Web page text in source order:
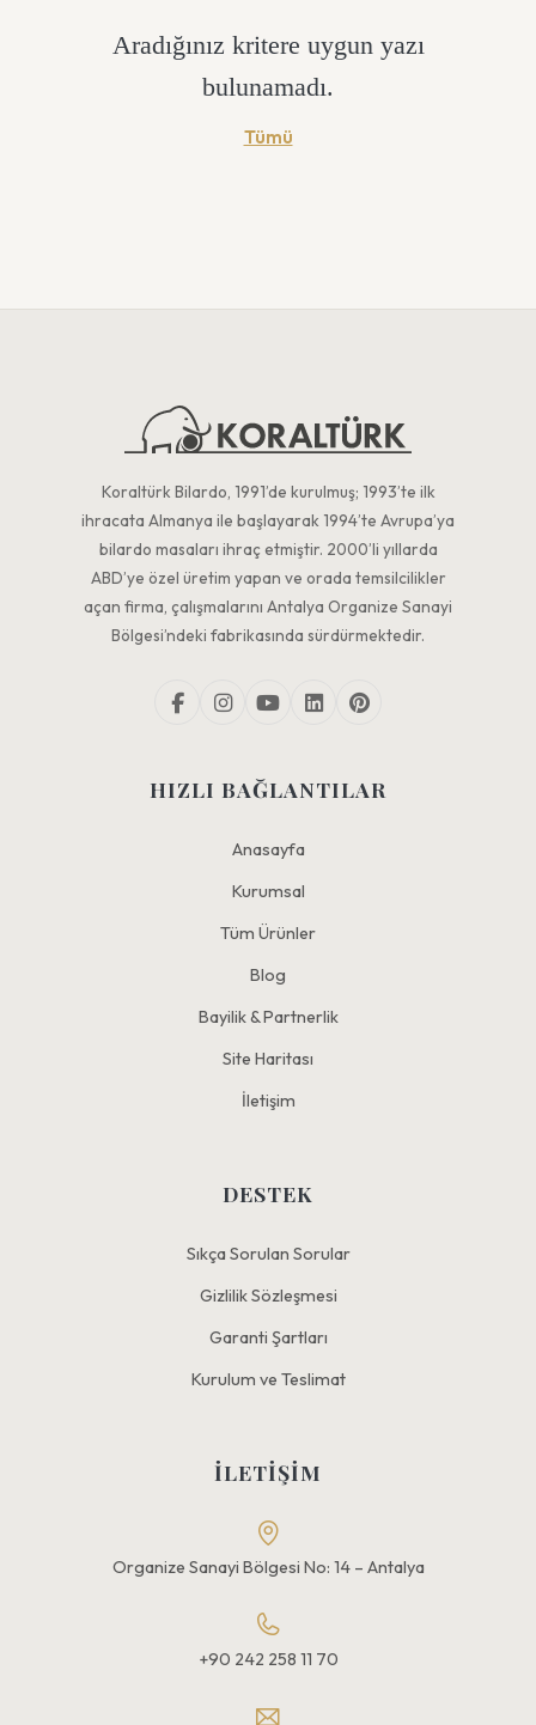
Aradığınız kritere uygun yazı
bulunamadı.
Tümü
Koraltürk Bilardo, 1991’de kurulmuş; 1993’te ilk
ihracata Almanya ile başlayarak 1994’te Avrupa’ya
bilardo masaları ihraç etmiştir. 2000’li yıllarda
ABD’ye özel üretim yapan ve orada temsilcilikler
açan firma, çalışmalarını Antalya Organize Sanayi
Bölgesi’ndeki fabrikasında sürdürmektedir.
HIZLI BAĞLANTILAR
Anasayfa
Kurumsal
Tüm Ürünler
Blog
Bayilik & Partnerlik
Site Haritası
İletişim
DESTEK
Sıkça Sorulan Sorular
Gizlilik Sözleşmesi
Garanti Şartları
Kurulum ve Teslimat
İLETIŞIM
Organize Sanayi Bölgesi No: 14 – Antalya
+90 242 258 11 70